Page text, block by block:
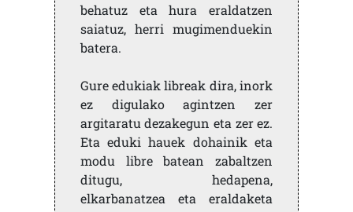
behatuz eta hura eraldatzen
saiatuz, herri mugimenduekin
batera.
Gure edukiak libreak dira, inork
ez digulako agintzen zer
argitaratu dezakegun eta zer ez.
Eta eduki hauek dohainik eta
modu libre batean zabaltzen
ditugu, hedapena,
elkarbanatzea eta eraldaketa